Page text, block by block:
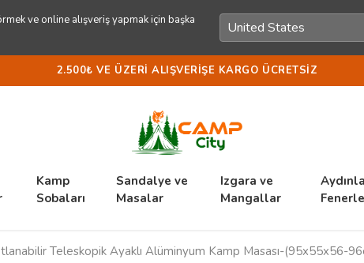
ve online alışveriş yapmak için başka
2.500₺ VE ÜZERI ALIŞVERIŞE KARGO ÜCRETSIZ
Kamp
Sobaları
Sandalye ve
Masalar
Izgara ve
Mangallar
Teleskopik Ayaklı Alüminyum Kamp Masası-(95x55x56-